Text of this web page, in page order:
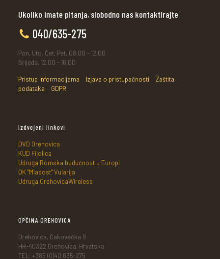
Ukoliko imate pitanja, slobodno nas kontaktirajte
040/635-275
Pon, Uto, Čet, Pet, 08:00 - 12:00
Srijeda, 12:00 - 16:00
Pristup informacijama Izjava o pristupačnosti
Zaštita
podataka
GDPR
Izdvojeni linkovi
DVD Orehovica
KUD Fijolica
Udruga Romska budućnost u Europi
OK "Mladost" Vularija
Udruga OrehovicaWireless
OPĆINA OREHOVICA
Orehovica, Čakovečka 9
HR-40322 Orehovica, Hrvatska
TEL: +385 (0)40 635-275